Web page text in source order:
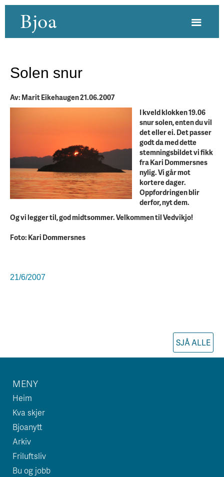
Bjoa
Solen snur
Av: Marit Eikehaugen 21.06.2007
I kveld klokken 19.06
snur solen, enten du vil
det eller ei. Det passer
godt da med dette
stemningsbildet vi fikk
fra Kari Dommersnes
nylig. Vi går mot
kortere dager.
Oppfordringen blir
derfor, nyt dem.
Og vi legger til, god midtsommer. Velkommen til Vedvikjo!
Foto: Kari Dommersnes
21/6/2007
SJÅ ALLE
MENY
Heim
Kva skjer
Bjoanytt
Arkiv
Friluftsliv
Bu og jobb